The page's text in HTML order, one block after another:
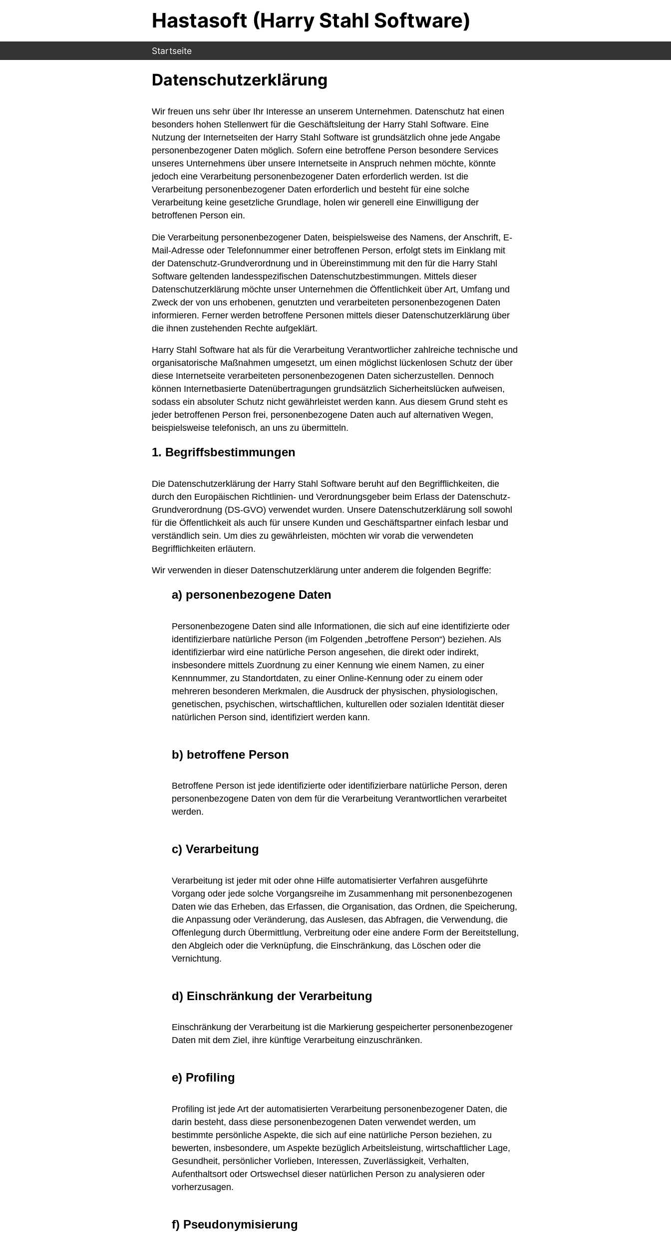
Hastasoft (Harry Stahl Software)
Startseite
Datenschutzerklärung
Wir freuen uns sehr über Ihr Interesse an unserem Unternehmen. Datenschutz hat einen
besonders hohen Stellenwert für die Geschäftsleitung der Harry Stahl Software. Eine
Nutzung der Internetseiten der Harry Stahl Software ist grundsätzlich ohne jede Angabe
personenbezogener Daten möglich. Sofern eine betroffene Person besondere Services
unseres Unternehmens über unsere Internetseite in Anspruch nehmen möchte, könnte
jedoch eine Verarbeitung personenbezogener Daten erforderlich werden. Ist die
Verarbeitung personenbezogener Daten erforderlich und besteht für eine solche
Verarbeitung keine gesetzliche Grundlage, holen wir generell eine Einwilligung der
betroffenen Person ein.
Die Verarbeitung personenbezogener Daten, beispielsweise des Namens, der Anschrift, E-
Mail-Adresse oder Telefonnummer einer betroffenen Person, erfolgt stets im Einklang mit
der Datenschutz-Grundverordnung und in Übereinstimmung mit den für die Harry Stahl
Software geltenden landesspezifischen Datenschutzbestimmungen. Mittels dieser
Datenschutzerklärung möchte unser Unternehmen die Öffentlichkeit über Art, Umfang und
Zweck der von uns erhobenen, genutzten und verarbeiteten personenbezogenen Daten
informieren. Ferner werden betroffene Personen mittels dieser Datenschutzerklärung über
die ihnen zustehenden Rechte aufgeklärt.
Harry Stahl Software hat als für die Verarbeitung Verantwortlicher zahlreiche technische und
organisatorische Maßnahmen umgesetzt, um einen möglichst lückenlosen Schutz der über
diese Internetseite verarbeiteten personenbezogenen Daten sicherzustellen. Dennoch
können Internetbasierte Datenübertragungen grundsätzlich Sicherheitslücken aufweisen,
sodass ein absoluter Schutz nicht gewährleistet werden kann. Aus diesem Grund steht es
jeder betroffenen Person frei, personenbezogene Daten auch auf alternativen Wegen,
beispielsweise telefonisch, an uns zu übermitteln.
1. Begriffsbestimmungen
Die Datenschutzerklärung der Harry Stahl Software beruht auf den Begrifflichkeiten, die
durch den Europäischen Richtlinien- und Verordnungsgeber beim Erlass der Datenschutz-
Grundverordnung (DS-GVO) verwendet wurden. Unsere Datenschutzerklärung soll sowohl
für die Öffentlichkeit als auch für unsere Kunden und Geschäftspartner einfach lesbar und
verständlich sein. Um dies zu gewährleisten, möchten wir vorab die verwendeten
Begrifflichkeiten erläutern.
Wir verwenden in dieser Datenschutzerklärung unter anderem die folgenden Begriffe:
a) personenbezogene Daten
Personenbezogene Daten sind alle Informationen, die sich auf eine identifizierte oder
identifizierbare natürliche Person (im Folgenden „betroffene Person“) beziehen. Als
identifizierbar wird eine natürliche Person angesehen, die direkt oder indirekt,
insbesondere mittels Zuordnung zu einer Kennung wie einem Namen, zu einer
Kennnummer, zu Standortdaten, zu einer Online-Kennung oder zu einem oder
mehreren besonderen Merkmalen, die Ausdruck der physischen, physiologischen,
genetischen, psychischen, wirtschaftlichen, kulturellen oder sozialen Identität dieser
natürlichen Person sind, identifiziert werden kann.
b) betroffene Person
Betroffene Person ist jede identifizierte oder identifizierbare natürliche Person, deren
personenbezogene Daten von dem für die Verarbeitung Verantwortlichen verarbeitet
werden.
c) Verarbeitung
Verarbeitung ist jeder mit oder ohne Hilfe automatisierter Verfahren ausgeführte
Vorgang oder jede solche Vorgangsreihe im Zusammenhang mit personenbezogenen
Daten wie das Erheben, das Erfassen, die Organisation, das Ordnen, die Speicherung,
die Anpassung oder Veränderung, das Auslesen, das Abfragen, die Verwendung, die
Offenlegung durch Übermittlung, Verbreitung oder eine andere Form der Bereitstellung,
den Abgleich oder die Verknüpfung, die Einschränkung, das Löschen oder die
Vernichtung.
d) Einschränkung der Verarbeitung
Einschränkung der Verarbeitung ist die Markierung gespeicherter personenbezogener
Daten mit dem Ziel, ihre künftige Verarbeitung einzuschränken.
e) Profiling
Profiling ist jede Art der automatisierten Verarbeitung personenbezogener Daten, die
darin besteht, dass diese personenbezogenen Daten verwendet werden, um
bestimmte persönliche Aspekte, die sich auf eine natürliche Person beziehen, zu
bewerten, insbesondere, um Aspekte bezüglich Arbeitsleistung, wirtschaftlicher Lage,
Gesundheit, persönlicher Vorlieben, Interessen, Zuverlässigkeit, Verhalten,
Aufenthaltsort oder Ortswechsel dieser natürlichen Person zu analysieren oder
vorherzusagen.
f) Pseudonymisierung